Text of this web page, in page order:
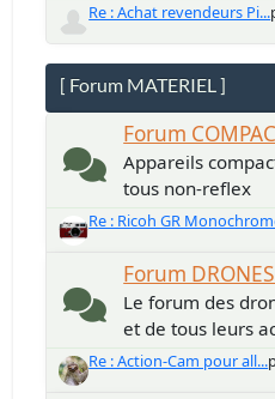
Re : Achat revendeurs Pi...
[ Forum MATERIEL ]
Forum
Appareils
tous non-reflex
Re : Ricoh GR
Forum
Le forum des
et de tous leurs
Re : Action-Cam pour all...